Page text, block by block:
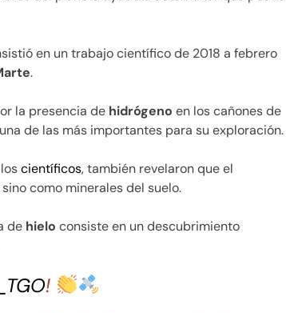
en un trabajo científico de 2018 a febrero
.
la presencia de hidrógeno en los cañones de
de las más importantes para su exploración.
científicos, también revelaron que el
como minerales del suelo.
de hielo consiste en un descubrimiento
!